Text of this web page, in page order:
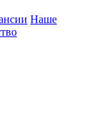
Наше